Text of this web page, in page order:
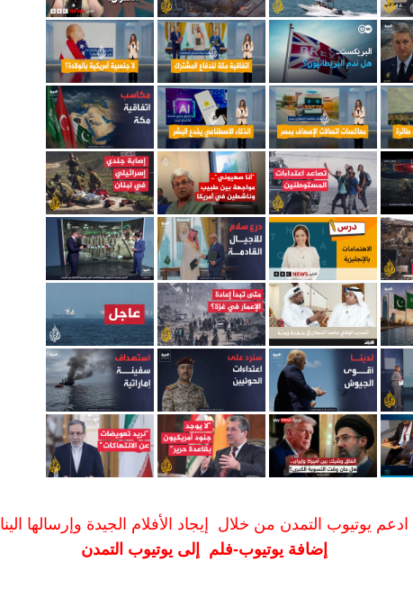
ادعم يوتيوب التمدن من خلال إيجاد الأفلام الجيدة وإرسالها الينا
إضافة يوتيوب-فلم إلى يوتيوب التمدن